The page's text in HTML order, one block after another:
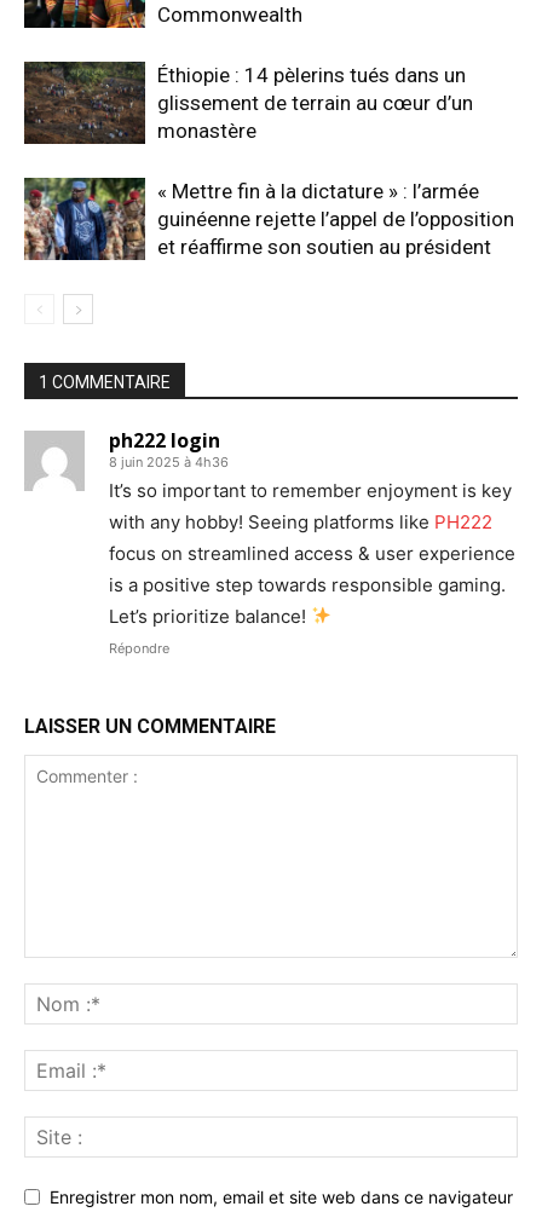
Commonwealth
Éthiopie : 14 pèlerins tués dans un
glissement de terrain au cœur d’un
monastère
« Mettre fin à la dictature » : l’armée
guinéenne rejette l’appel de l’opposition
et réaffirme son soutien au président
1 COMMENTAIRE
ph222 login
8 juin 2025 à 4h36
It’s so important to remember enjoyment is key
with any hobby! Seeing platforms like PH222
focus on streamlined access & user experience
is a positive step towards responsible gaming.
Let’s prioritize balance!
Répondre
LAISSER UN COMMENTAIRE
Enregistrer mon nom, email et site web dans ce navigateur